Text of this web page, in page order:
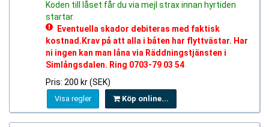
Koden till låset får du via mejl strax innan hyrtiden
startar.
Eventuella skador debiteras med faktisk
kostnad.Krav på att alla i båten har flyttvästar. Har
ni ingen kan man låna via Räddningstjänsten i
Simlångsdalen. Ring 0703-79 03 54
Pris: 200 kr (SEK)
Visa regler Köp online...